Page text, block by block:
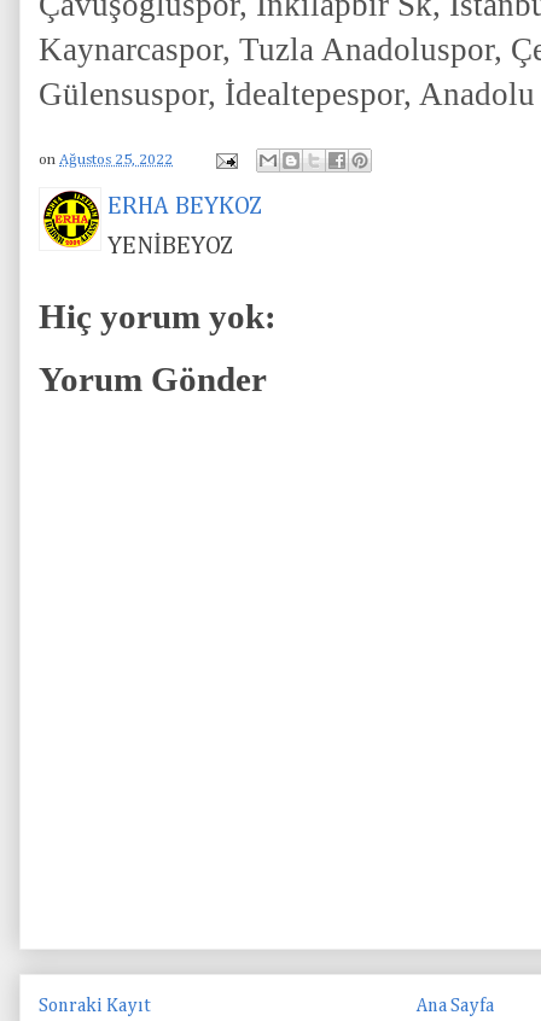
Kaynarcaspor, Tuzla Anadoluspor,
Gülensuspor, İdealtepespor,
on Ağustos 25, 2022
ERHA BEYKOZ
YENİBEYOZ
Hiç yorum yok:
Yorum Gönder
Sonraki Kayıt Ana Sayfa